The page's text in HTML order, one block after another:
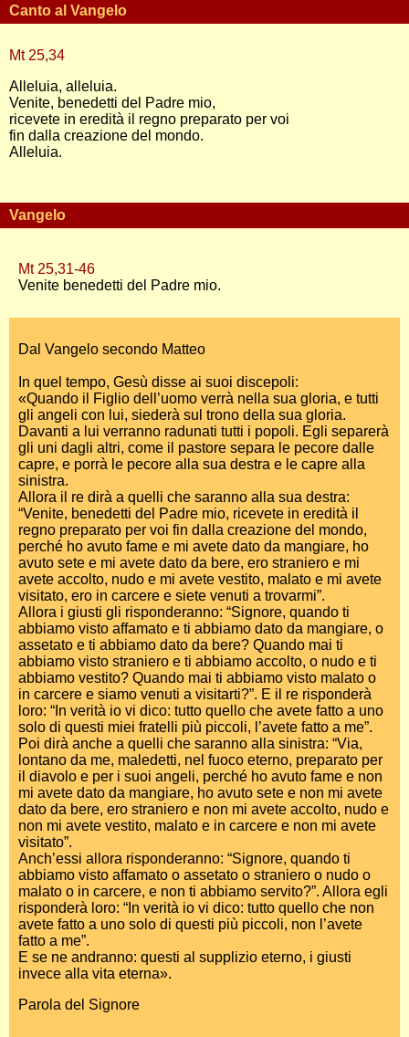
Canto al Vangelo
Mt 25,34
Alleluia, alleluia.
Venite, benedetti del Padre mio,
ricevete in eredità il regno preparato per voi
fin dalla creazione del mondo.
Alleluia.
Vangelo
Mt 25,31-46
Venite benedetti del Padre mio.
Dal Vangelo secondo Matteo
In quel tempo, Gesù disse ai suoi discepoli:
«Quando il Figlio dell’uomo verrà nella sua gloria, e tutti
gli angeli con lui, siederà sul trono della sua gloria.
Davanti a lui verranno radunati tutti i popoli. Egli separerà
gli uni dagli altri, come il pastore separa le pecore dalle
capre, e porrà le pecore alla sua destra e le capre alla
sinistra.
Allora il re dirà a quelli che saranno alla sua destra:
“Venite, benedetti del Padre mio, ricevete in eredità il
regno preparato per voi fin dalla creazione del mondo,
perché ho avuto fame e mi avete dato da mangiare, ho
avuto sete e mi avete dato da bere, ero straniero e mi
avete accolto, nudo e mi avete vestito, malato e mi avete
visitato, ero in carcere e siete venuti a trovarmi”.
Allora i giusti gli risponderanno: “Signore, quando ti
abbiamo visto affamato e ti abbiamo dato da mangiare, o
assetato e ti abbiamo dato da bere? Quando mai ti
abbiamo visto straniero e ti abbiamo accolto, o nudo e ti
abbiamo vestito? Quando mai ti abbiamo visto malato o
in carcere e siamo venuti a visitarti?”. E il re risponderà
loro: “In verità io vi dico: tutto quello che avete fatto a uno
solo di questi miei fratelli più piccoli, l’avete fatto a me”.
Poi dirà anche a quelli che saranno alla sinistra: “Via,
lontano da me, maledetti, nel fuoco eterno, preparato per
il diavolo e per i suoi angeli, perché ho avuto fame e non
mi avete dato da mangiare, ho avuto sete e non mi avete
dato da bere, ero straniero e non mi avete accolto, nudo e
non mi avete vestito, malato e in carcere e non mi avete
visitato”.
Anch’essi allora risponderanno: “Signore, quando ti
abbiamo visto affamato o assetato o straniero o nudo o
malato o in carcere, e non ti abbiamo servito?”. Allora egli
risponderà loro: “In verità io vi dico: tutto quello che non
avete fatto a uno solo di questi più piccoli, non l’avete
fatto a me”.
E se ne andranno: questi al supplizio eterno, i giusti
invece alla vita eterna».
Parola del Signore